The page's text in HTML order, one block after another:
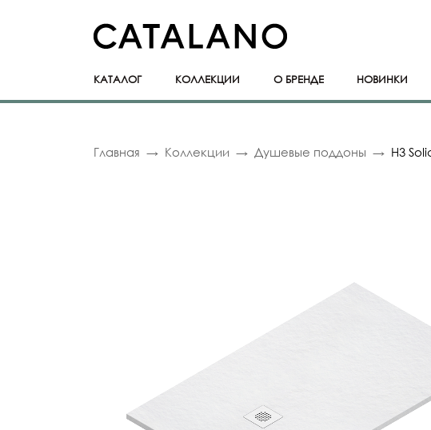
КАТАЛОГ КОЛЛЕКЦИИ О БРЕНДЕ НОВИНКИ
Главная Коллекции Душевые поддоны H3